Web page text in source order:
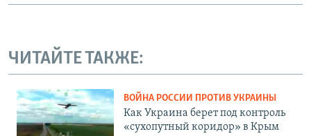
ЧИТАЙТЕ ТАКЖЕ:
ВОЙНА РОССИИ ПРОТИВ УКРАИНЫ
Как Украина берет под контроль
«сухопутный коридор» в Крым